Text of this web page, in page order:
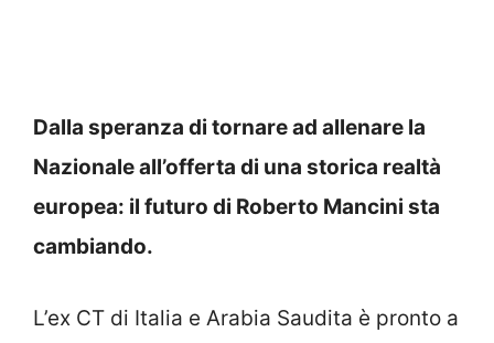
Dalla speranza di tornare ad allenare la
Nazionale all’offerta di una storica realtà
europea: il futuro di Roberto Mancini sta
cambiando.
L’ex CT di Italia e Arabia Saudita è pronto a